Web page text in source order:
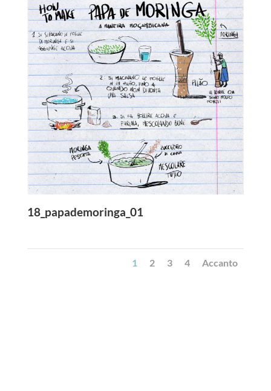
18_papademoringa_01
1 2 3 4 Accanto